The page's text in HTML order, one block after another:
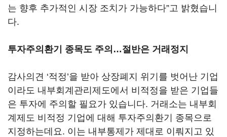
는 향후 추가적인 시장 조치가 가능하다”고 밝혔습니
다.
투자주의환기 종목도 주의…절반은 거래정지
감사의견 ‘적정’을 받아 상장폐지 위기를 벗어난 기업
이라도 내부회계관리제도에서 비적정을 받은 기업들
은 투자에 주의할 필요가 있습니다. 거래소는 내부회
계제도 비적정 기업에 대해 투자주의환기 종목으로
지정하는데요. 이는 내부통제가 제대로 이뤄지고 있